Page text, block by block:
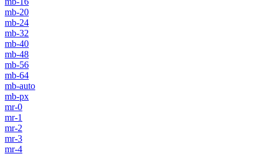
mb-20
mb-24
mb-32
mb-40
mb-48
mb-56
mb-64
mb-auto
mb-px
mr-0
mr-1
mr-2
mr-3
mr-4